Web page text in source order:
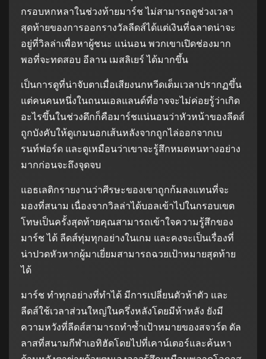
กรอบหกหลาในช่วงท้ายมาร์ช ไม่สามารถดูช่วงเวลา
สุดท้ายของการออกรางวัลลีดส์ได้แต่เงินที่ฉลาดน่าจะ
อยู่ที่วิลล่าเพื่อหาผู้ชนะ แน่นอน พวกเขาเปิดช่องมาก
พอที่จะทดสอบ อีลาน เมสลิเยร์ ได้มากขึ้น
เป็นการดูที่น่าจับตาเมื่อเสียงนกหวีดเต็มเวลาปรากฏขึ้น
แต่คนคนหนึ่งในถนนเอลแลนด์ที่อาจจะไม่ค่อยรู้ว่าเกิด
อะไรขึ้นในช่วงดึกก็คือมาร์ชแน่นอนว่าหัวหน้าของลีดส์
ถูกบังคับให้ดูเกมนอกเส้นหลังจากถูกไล่ออกจากเบ
รนท์ฟอร์ด และดูเหมือนว่าเขาจะรู้สึกหมดหนทางอย่าง
มากก่อนจะถึงจุดจบ
แอธเลติกรายงานว่าศีรษะของเขาถูกก้มลงแทนที่จะ
มองที่สนาม เนื่องจากวิลล่าได้บอลเข้าไปในกรอบเขต
โทษเป็นครั้งสุดท้ายคุณสามารถเข้าใจความรู้สึกของ
มาร์ช ได้ ลีดส์ทุ่มทุกอย่างในเกม และคงจะเป็นเรื่องที่
น่าปวดหัวหากผู้มาเยี่ยมสามารถฉวยเป้าหมายสุดท้าย
ได้
มาร์ช ทำทุกอย่างที่ทำได้ มีการเปลี่ยนตัวห้าตัว และ
ลีดส์ใช้เวลาส่วนใหญ่ในครึ่งหลังโดยมีห้าหลัง ยังมี
ความหวังที่ลีดส์สามารถทำซ้ำเป้าหมายของสจวร์ต ดัล
ลาสที่สนามกีฬาเอทิฮัดโดยไปที่เคาน์เตอร์และค้นหา